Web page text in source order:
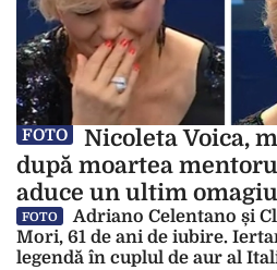
FOTO
Nicoleta Voica,
după moartea
aduce un ultim
FOTO
Adriano Celentano și
Mori, 61 de ani de iubire.
legendă în cuplul de aur al